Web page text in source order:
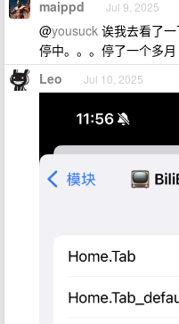
maippd Jul 9, 2025
@yousuck 诶我去看了
停中。。。停了一个多月
Leo Jul 10, 2025